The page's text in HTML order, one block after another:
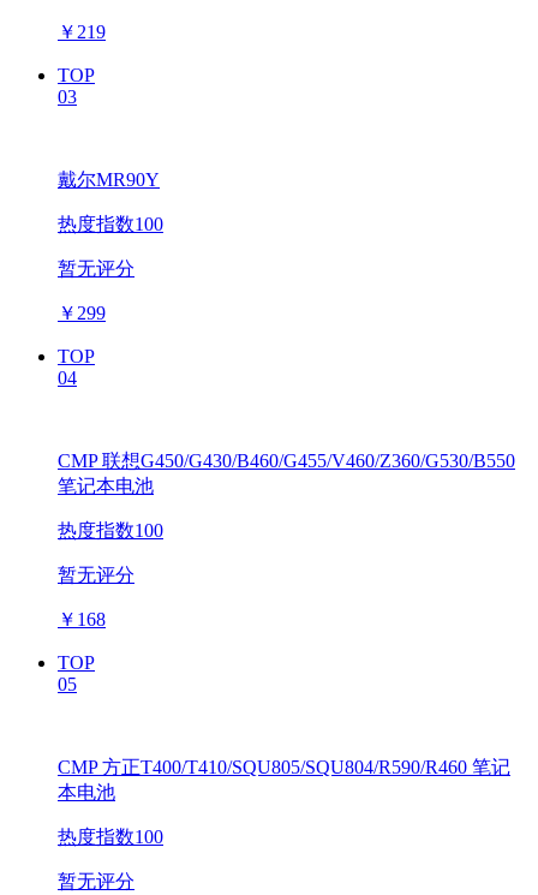
￥ 219
TOP
03
戴尔MR90Y
热度指数100
暂无评分
￥ 299
TOP
04
CMP 联想G450/G430/B460/G455/V460/Z360/G530/B550
笔记本电池
热度指数100
暂无评分
￥ 168
TOP
05
CMP 方正T400/T410/SQU805/SQU804/R590/R460 笔记
本电池
热度指数100
暂无评分